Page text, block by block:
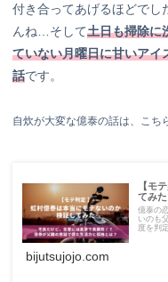
付き合ってあげるほどでし
んね…そして土日も掃除に
ていない月曜日に甘いアイ
話です。
自炊が大変な億泰の話は、こち
【モ
てみた
億泰の
いのも
度を判
bijutsujojo.com